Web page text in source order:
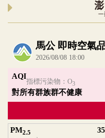
一
內嵌空氣品質小工